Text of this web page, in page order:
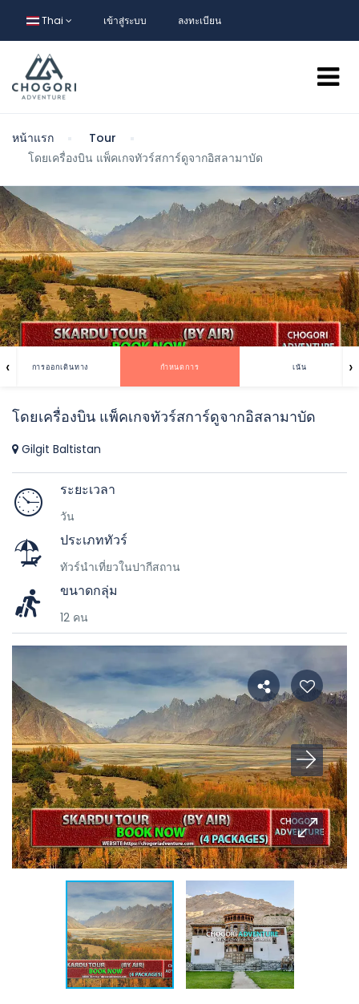
Thai เข้าสู่ระบบ ลงทะเบียน
หน้าแรก
Tour
โดยเครื่องบิน แพ็คเกจทัวร์สการ์ดูจากอิสลามาบัด
การออกเดินทาง กำหนดการ เน้น
‹ ›
โดยเครื่องบิน แพ็คเกจทัวร์สการ์ดูจากอิสลามาบัด
Gilgit Baltistan
ระยะเวลา
วัน
ประเภททัวร์
ทัวร์นำเที่ยวในปากีสถาน
ขนาดกลุ่ม
12 คน